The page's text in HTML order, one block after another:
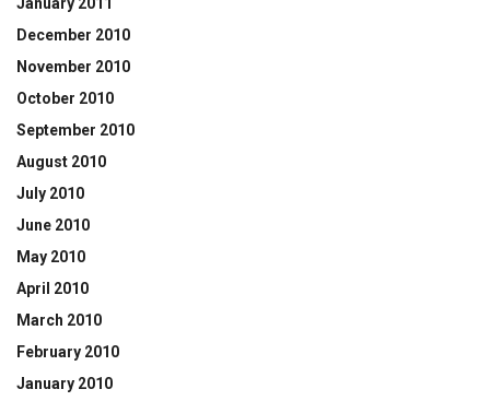
December 2010
November 2010
October 2010
September 2010
August 2010
July 2010
June 2010
May 2010
April 2010
March 2010
February 2010
January 2010